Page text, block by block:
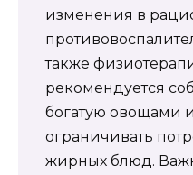
изменения в
также
рекомендуется
богатую овощами
ограничивать
жирных блюд.